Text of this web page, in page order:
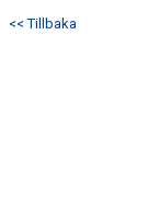
<< Tillbaka